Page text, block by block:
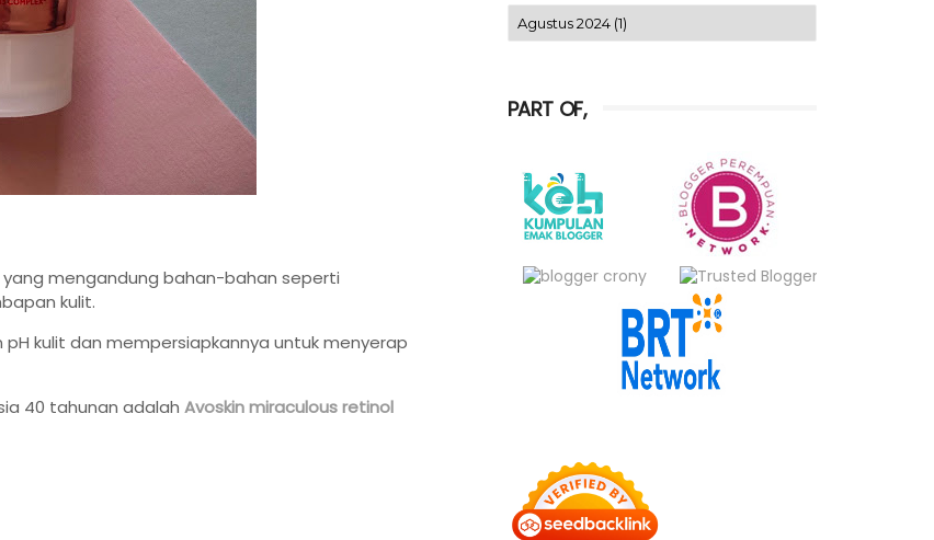
mengandung bahan-bahan seperti
kulit.
kulit dan mempersiapkannya untuk menyerap
40 tahunan adalah Avoskin miraculous retinol
PART OF,